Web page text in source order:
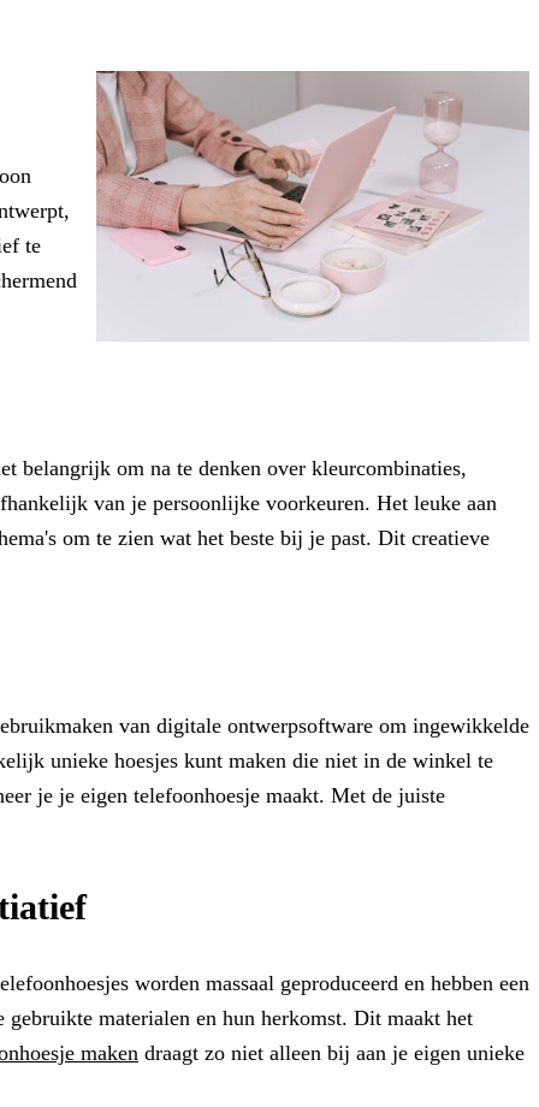
te
belangrijk om na te denken over kleurcombinaties,
van je persoonlijke voorkeuren. Het leuke aan
om te zien wat het beste bij je past. Dit creatieve
van digitale ontwerpsoftware om ingewikkelde
unieke hoesjes kunt maken die niet in de winkel te
je je eigen telefoonhoesje maakt. Met de juiste
worden massaal geproduceerd en hebben een
materialen en hun herkomst. Dit maakt het
maken draagt zo niet alleen bij aan je eigen unieke